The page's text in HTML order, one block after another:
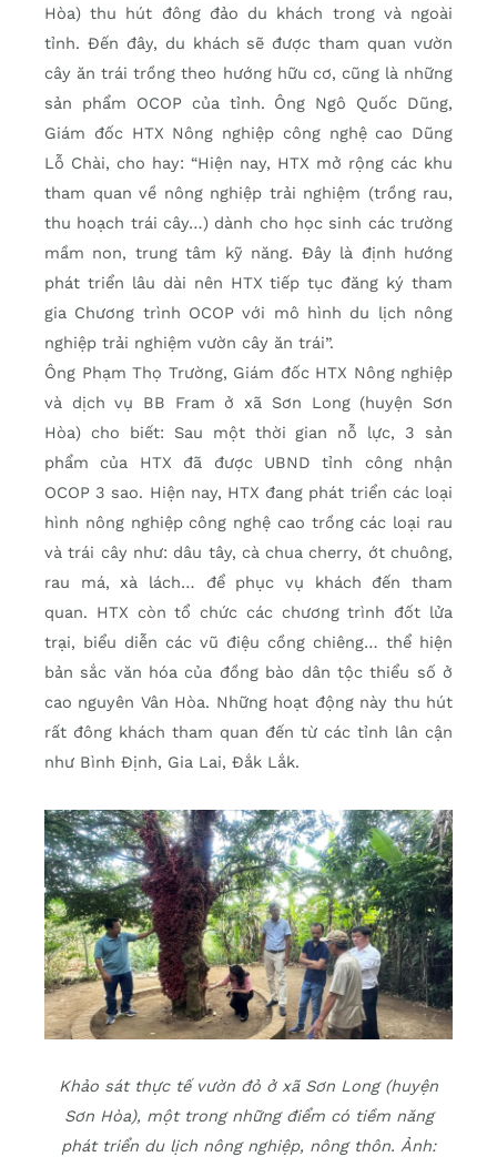
Hòa) thu hút đông đảo du khách trong và ngoài
tỉnh. Đến đây, du khách sẽ được tham quan vườn
cây ăn trái trồng theo hướng hữu cơ, cũng là những
sản phẩm OCOP của tỉnh. Ông Ngô Quốc Dũng,
Giám đốc HTX Nông nghiệp công nghệ cao Dũng
Lỗ Chài, cho hay: “Hiện nay, HTX mở rộng các khu
tham quan về nông nghiệp trải nghiệm (trồng rau,
thu hoạch trái cây…) dành cho học sinh các trường
mầm non, trung tâm kỹ năng. Đây là định hướng
phát triển lâu dài nên HTX tiếp tục đăng ký tham
gia Chương trình OCOP với mô hình du lịch nông
nghiệp trải nghiệm vườn cây ăn trái”.
Ông Phạm Thọ Trường, Giám đốc HTX Nông nghiệp
và dịch vụ BB Fram ở xã Sơn Long (huyện Sơn
Hòa) cho biết: Sau một thời gian nỗ lực, 3 sản
phẩm của HTX đã được UBND tỉnh công nhận
OCOP 3 sao. Hiện nay, HTX đang phát triển các loại
hình nông nghiệp công nghệ cao trồng các loại rau
và trái cây như: dâu tây, cà chua cherry, ớt chuông,
rau má, xà lách… để phục vụ khách đến tham
quan. HTX còn tổ chức các chương trình đốt lửa
trại, biểu diễn các vũ điệu cồng chiêng… thể hiện
bản sắc văn hóa của đồng bào dân tộc thiểu số ở
cao nguyên Vân Hòa. Những hoạt động này thu hút
rất đông khách tham quan đến từ các tỉnh lân cận
như Bình Định, Gia Lai, Đắk Lắk.
Khảo sát thực tế vườn đỏ ở xã Sơn Long (huyện
Sơn Hòa), một trong những điểm có tiềm năng
phát triển du lịch nông nghiệp, nông thôn. Ảnh: